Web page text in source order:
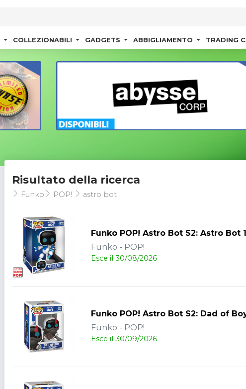
COLLEZIONABILI GADGETS ABBIGLIAMENTO TRADING
Risultato della ricerca
Funko POP! astro bot
Funko POP! Astro Bot S2: Astro Bot
Funko - POP!
Esce il 30/08/2026
Funko POP! Astro Bot S2: Dad of
Funko - POP!
Esce il 30/09/2026